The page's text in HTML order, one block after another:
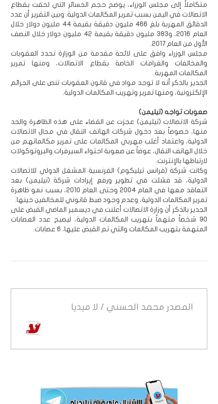
متكاملاً إلى مجلس الوزراء، يوضح حجم الخسائر التي لحقت بقطاع
الاتصالات في اليمن بسبب تمرير المكالمات الدولية. وبين التقرير أن عدد
الدقائق المهربة بلغ 466 مليون دقيقة بقيمة 44 مليون دولار خلال
العام 2016، و383 مليون دقيقة بقيمة 42 مليون دولار خلال النصف
الأول من العام 2017.
مجلس الوزراء وافق على لائحة مقدمة من الوزارة تحدد العقوبات
والمخالفات والغرامات الخاصة بقطاع الاتصالات، ومنها تمرير
المكالمات المهربة.
الجدير بالذكر أنه لا توجد مواد في قانون العقوبات تنص على الجرائم
الإلكترونية، ومنها تمرير وتهريب المكالمات الدولية.
صعوبات تواجه (تيليمن)
شركة الاتصالات (تيليمن) عجزت عن القضاء على هذه الظاهرة والحد
منها، خصوصاً بعد دخول شركات الهاتف النقال في مجال الاتصالات
الدولية، واعتماد أغلب مهربي المكالمات على تمرير مكالماتهم من
خلال الهاتف النقال، عوضاً عن صعوبة احتواء السيرفرات والبروتوكولات
لارتباطها بالإنترنت.
وكانت شركة (فرانس تيليكوم) الفرنسية المشغل الدولي للاتصالات
الدولية، قد فشلت في تطوير ورفع إيرادات شركة (تيليمن) بعد
التعاقد معها في العام 2004 وحتى العام 2010، بسبب نمو ظاهرة
تمرير المكالمات الدولية، وعدم وجود ضبط قانوني للمخالفين حينها.
الجدير بالذكر أن وزارة الاتصالات أعلنت في ديسمبر الماضي القبض على
90 شخصاً متهماً بتهريب المكالمات الدولية، ليصبح عدد العصابات
المتهمة بتهريب المكالمات والتي تم القبض عليها، 6 عصابات.
المصدر محمد الحسني / لا ميديا